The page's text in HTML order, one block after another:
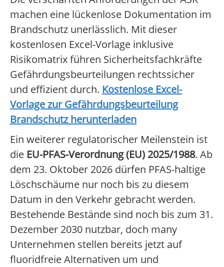
machen eine lückenlose Dokumentation im
Brandschutz unerlässlich. Mit dieser
kostenlosen Excel-Vorlage inklusive
Risikomatrix führen Sicherheitsfachkräfte
Gefährdungsbeurteilungen rechtssicher
und effizient durch. Kostenlose Excel-
Vorlage zur Gefährdungsbeurteilung
Brandschutz herunterladen
Ein weiterer regulatorischer Meilenstein ist
die EU-PFAS-Verordnung (EU) 2025/1988. Ab
dem 23. Oktober 2026 dürfen PFAS-haltige
Löschschäume nur noch bis zu diesem
Datum in den Verkehr gebracht werden.
Bestehende Bestände sind noch bis zum 31.
Dezember 2030 nutzbar, doch many
Unternehmen stellen bereits jetzt auf
fluoridfreie Alternativen um und